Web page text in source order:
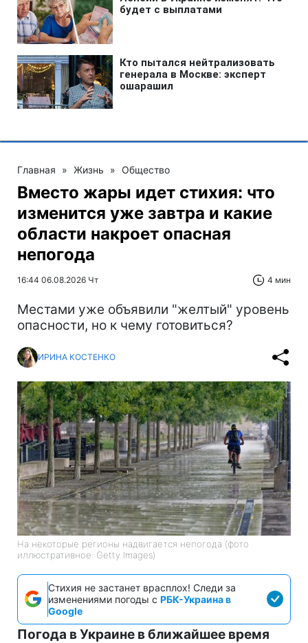
Главная » Жизнь » Общество
Вместо жары идет стихия: что
изменится уже завтра и какие
области накроет опасная
непогода
16:44 06.08.2026 Чт 4 мин
Местами уже объявили "желтый" уровень
опасности, но к чему готовиться?
ИРИНА КОСТЕНКО
На некоторые регионы надвигается непогода (фото
иллюстративное: Getty Images)
Стихия не застанет врасплох! Следи за
изменениями погоды с РБК-Украина в
Google
Погода в Украине в ближайшее время